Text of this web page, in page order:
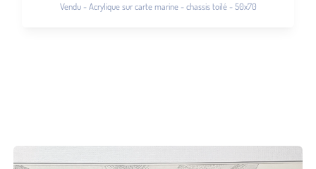
Vendu - Acrylique sur carte marine - chassis toilé - 50x70